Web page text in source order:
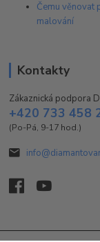
Čemu věnovat
malování
Kontakty
Zákaznická podpora
+420 733 458
(Po-Pá, 9-17 hod.)